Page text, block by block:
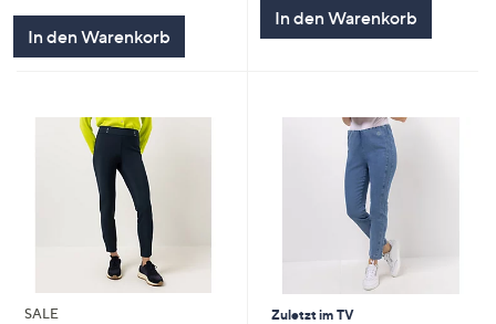
In den Warenkorb
In den Warenkorb
SALE
Zuletzt im TV